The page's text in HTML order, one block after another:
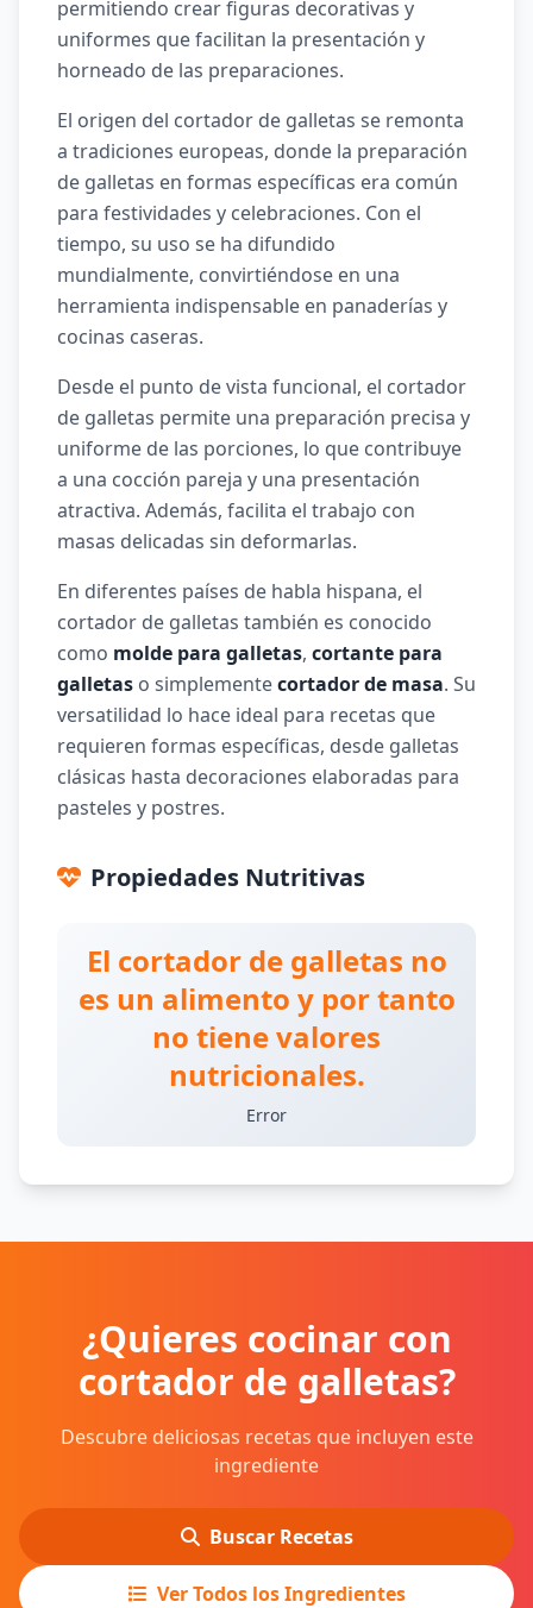
permitiendo crear figuras decorativas y
uniformes que facilitan la presentación y
horneado de las preparaciones.
El origen del cortador de galletas se remonta
a tradiciones europeas, donde la preparación
de galletas en formas específicas era común
para festividades y celebraciones. Con el
tiempo, su uso se ha difundido
mundialmente, convirtiéndose en una
herramienta indispensable en panaderías y
cocinas caseras.
Desde el punto de vista funcional, el cortador
de galletas permite una preparación precisa y
uniforme de las porciones, lo que contribuye
a una cocción pareja y una presentación
atractiva. Además, facilita el trabajo con
masas delicadas sin deformarlas.
En diferentes países de habla hispana, el
cortador de galletas también es conocido
como molde para galletas, cortante para
galletas o simplementecortador de masa. Su
versatilidad lo hace ideal para recetas que
requieren formas específicas, desde galletas
clásicas hasta decoraciones elaboradas para
pasteles y postres.
Propiedades Nutritivas
El cortador de galletas no
es un alimento y por tanto
no tiene valores
nutricionales.
Error
¿Quieres cocinar con
cortador de galletas?
Descubre deliciosas recetas que incluyen este
ingrediente
Buscar Recetas
Ver Todos los Ingredientes